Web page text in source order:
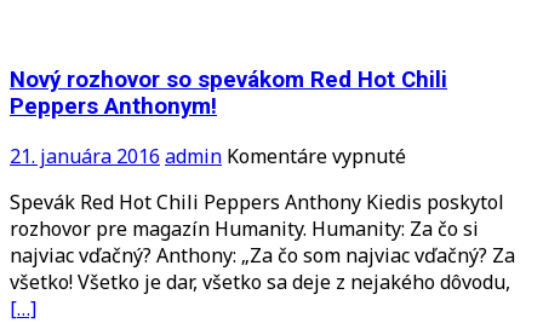
Nový rozhovor so spevákom Red Hot Chili
Peppers Anthonym!
21. januára 2016 admin Komentáre vypnuténa
rozhovor
so
spevákom
Red
Spevák Red Hot Chili Peppers Anthony Kiedis poskytol
rozhovor pre magazín Humanity. Humanity: Za čo si
najviac vďačný? Anthony: „Za čo som najviac vďačný? Za
všetko! Všetko je dar, všetko sa deje z nejakého dôvodu,
[…]